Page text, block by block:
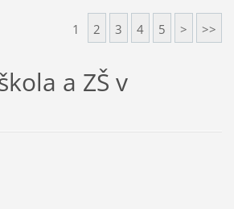
1 2 3 4 5 > >>
a ZŠ v